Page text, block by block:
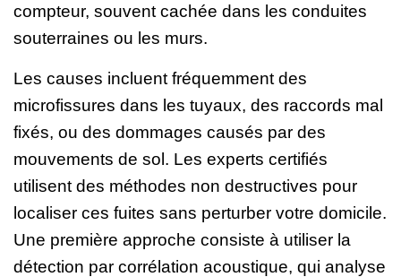
compteur, souvent cachée dans les conduites
souterraines ou les murs.
Les causes incluent fréquemment des
microfissures dans les tuyaux, des raccords mal
fixés, ou des dommages causés par des
mouvements de sol. Les experts certifiés
utilisent des méthodes non destructives pour
localiser ces fuites sans perturber votre domicile.
Une première approche consiste à utiliser la
détection par corrélation acoustique, qui analyse